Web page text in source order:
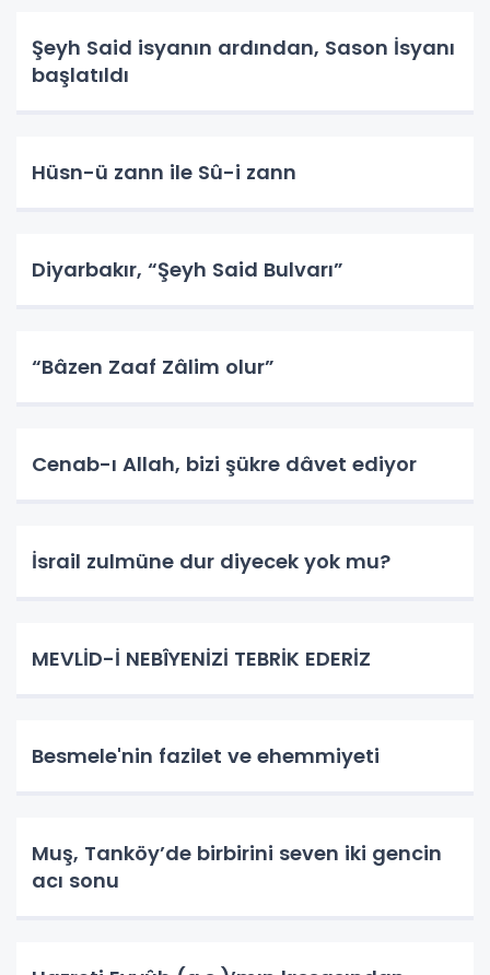
Şeyh Said isyanın ardından, Sason İsyanı
başlatıldı
Hüsn-ü zann ile Sû-i zann
Diyarbakır, “Şeyh Said Bulvarı”
“Bâzen Zaaf Zâlim olur”
Cenab-ı Allah, bizi şükre dâvet ediyor
İsrail zulmüne dur diyecek yok mu?
MEVLİD-İ NEBÎYENİZİ TEBRİK EDERİZ
Besmele'nin fazilet ve ehemmiyeti
Muş, Tanköy’de birbirini seven iki gencin
acı sonu